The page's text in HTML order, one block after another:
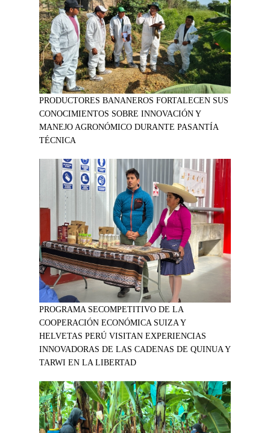
PRODUCTORES BANANEROS FORTALECEN SUS
CONOCIMIENTOS SOBRE INNOVACIÓN Y
MANEJO AGRONÓMICO DURANTE PASANTÍA
TÉCNICA
PROGRAMA SECOMPETITIVO DE LA
COOPERACIÓN ECONÓMICA SUIZA Y
HELVETAS PERÚ VISITAN EXPERIENCIAS
INNOVADORAS DE LAS CADENAS DE QUINUA Y
TARWI EN LA LIBERTAD